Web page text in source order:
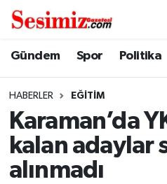
Gündem Spor Politika
HABERLER EĞITIM
Karaman’da
kalan adaylar
alınmadı
Dünya
Ekonomi
Nöbetçi Eczaneler
Hava Durumu
Namaz Vakitleri
Trafik Durumu